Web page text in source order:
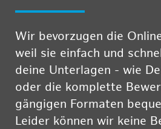
Wir bevorzugen die
weil sie einfach und
deine Unterlagen - wie
oder die komplette
gängigen Formaten
Leider können wir keine